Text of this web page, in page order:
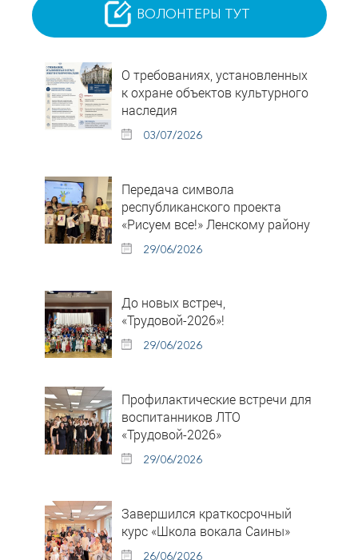
ВОЛОНТЕРЫ ТУТ
О требованиях, установленных
к охране объектов культурного
наследия
03/07/2026
Передача символа
республиканского проекта
«Рисуем все!» Ленскому району
29/06/2026
До новых встреч,
«Трудовой-2026»!
29/06/2026
Профилактические встречи для
воспитанников ЛТО
«Трудовой-2026»
29/06/2026
Завершился краткосрочный
курс «Школа вокала Саины»
26/06/2026